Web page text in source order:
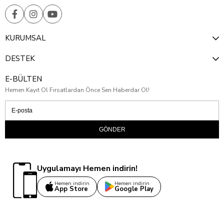
KURUMSAL
DESTEK
E-BÜLTEN
Hemen Kayıt Ol Fırsatlardan Önce Sen Haberdar Ol!
GÖNDER
Uygulamayı Hemen indirin!
Hemen indirin
App Store
Hemen indirin
Google Play